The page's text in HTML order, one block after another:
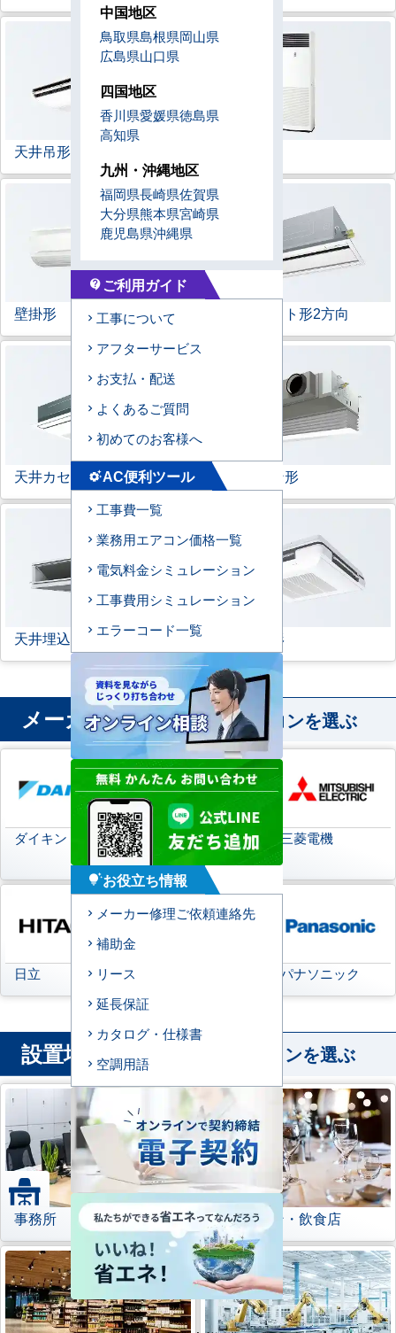
天井吊形
壁掛形 天井カセット形2方向
天井カセット形1方向 ビルトイン形
天井埋込ダクト形 天吊自在形
メーカー から業務用エアコンを選ぶ
ダイキン
日本キヤリア
(旧:東芝キヤリア)
三菱電機
日立 パナソニック
設置場所 から業務用エアコンを選ぶ
事務所 レストラン・飲食店
中国地区
鳥取県島根県岡山県
広島県山口県
四国地区
香川県愛媛県徳島県
高知県
九州・沖縄地区
福岡県長崎県佐賀県
大分県熊本県宮崎県
鹿児島県沖縄県
contact_support ご利用ガイド
工事について
アフターサービス
お支払・配送
よくあるご質問
初めてのお客様へ
settings_suggestAC便利ツール
工事費一覧
業務用エアコン価格一覧
電気料金シミュレーション
工事費用シミュレーション
エラーコード一覧
tips_and_updatesお役立ち情報
メーカー修理ご依頼連絡先
補助金
リース
延長保証
カタログ・仕様書
空調用語